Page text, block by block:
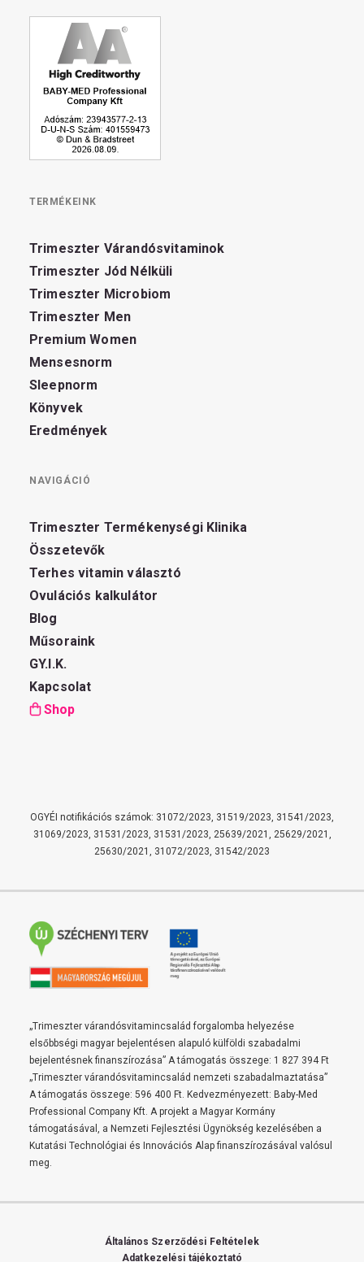
TERMÉKEINK
Trimeszter Várandósvitaminok
Trimeszter Jód Nélküli
Trimeszter Microbiom
Trimeszter Men
Premium Women
Mensesnorm
Sleepnorm
Könyvek
Eredmények
NAVIGÁCIÓ
Trimeszter Termékenységi Klinika
Összetevők
Terhes vitamin választó
Ovulációs kalkulátor
Blog
Műsoraink
GY.I.K.
Kapcsolat
Shop
OGYÉI notifikációs számok: 31072/2023, 31519/2023, 31541/2023,
31069/2023, 31531/2023, 31531/2023, 25639/2021, 25629/2021,
25630/2021, 31072/2023, 31542/2023
„Trimeszter várandósvitamincsalád forgalomba helyezése
elsőbbségi magyar bejelentésen alapuló külföldi szabadalmi
bejelentésnek finanszírozása” A támogatás összege: 1 827 394 Ft
„Trimeszter várandósvitamincsalád nemzeti szabadalmaztatása”
A támogatás összege: 596 400 Ft. Kedvezményezett: Baby-Med
Professional Company Kft. A projekt a Magyar Kormány
támogatásával, a Nemzeti Fejlesztési Ügynökség kezelésében a
Kutatási Technológiai és Innovációs Alap finanszírozásával valósul
meg.
Általános Szerződési Feltételek
Adatkezelési tájékoztató